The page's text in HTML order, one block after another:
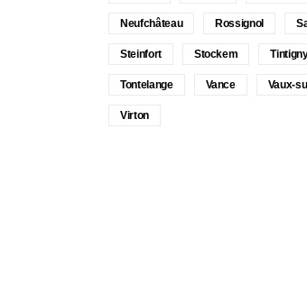
Neufchâteau Rossignol
Steinfort Stockem
Tontelange Vance Vaux-
Virton